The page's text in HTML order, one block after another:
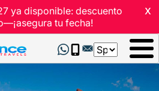
x
ya disponible: descuento
tu fecha!
Select
your